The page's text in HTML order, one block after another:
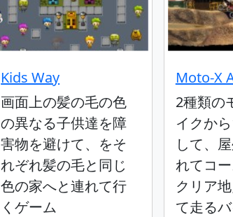
Kids Way
画面上の髪の毛の色
の異なる子供達を障
害物を避けて、をそ
れぞれ髪の毛と同じ
色の家へと連れて行
くゲーム
Moto-X
2種類の
イクか
して、
れてコ
クリア
て走る